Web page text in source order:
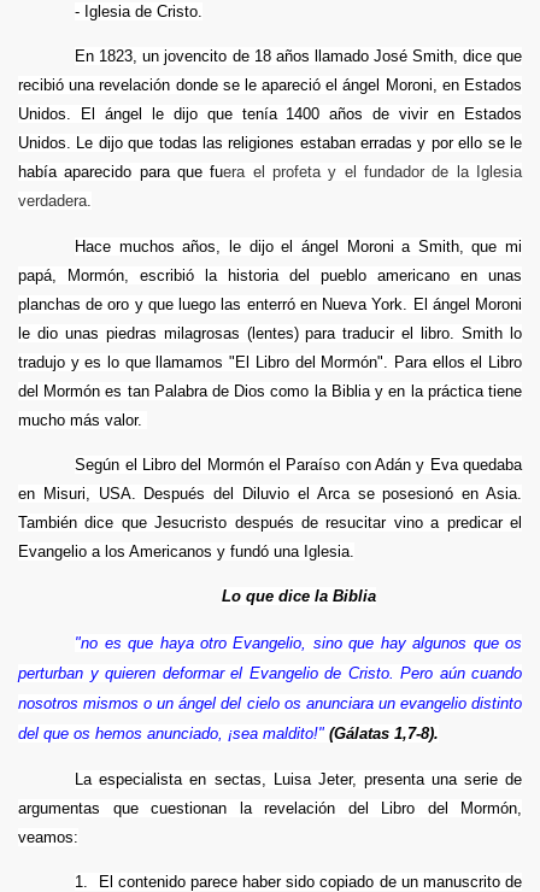
- Iglesia de Cristo.
En 1823, un jovencito de 18 años llamado José Smith, dice que
recibió una revelación donde se le apareció el ángel Moroni, en Estados
Unidos. El ángel le dijo que tenía 1400 años de vivir en Estados
Unidos. Le dijo que todas las religiones estaban erradas y por ello se le
había aparecido para que fuera el profeta y el fundador de la Iglesia
verdadera.
Hace muchos años, le dijo el ángel Moroni a Smith, que mi
papá, Mormón, escribió la historia del pueblo americano en unas
planchas de oro y que luego las enterró en Nueva York. El ángel Moroni
le dio unas piedras milagrosas (lentes) para traducir el libro. Smith lo
tradujo y es lo que llamamos "El Libro del Mormón". Para ellos el Libro
del Mormón es tan Palabra de Dios como la Biblia y en la práctica tiene
mucho más valor.
Según el Libro del Mormón el Paraíso con Adán y Eva quedaba
en Misuri, USA. Después del Diluvio el Arca se posesionó en Asia.
También dice que Jesucristo después de resucitar vino a predicar el
Evangelio a los Americanos y fundó una Iglesia.
Lo que dice la Biblia
"no es que haya otro Evangelio, sino que hay algunos que os
perturban y quieren deformar el Evangelio de Cristo. Pero aún cuando
nosotros mismos o un ángel del cielo os anunciara un evangelio distinto
del que os hemos anunciado, ¡sea maldito!" (Gálatas 1,7-8).
La especialista en sectas, Luisa Jeter, presenta una serie de
argumentas que cuestionan la revelación del Libro del Mormón,
veamos:
1. El contenido parece haber sido copiado de un manuscrito de
Jesús